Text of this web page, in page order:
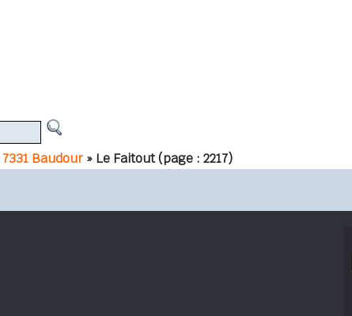
7331 Baudour » Le Faitout(page : 2217)